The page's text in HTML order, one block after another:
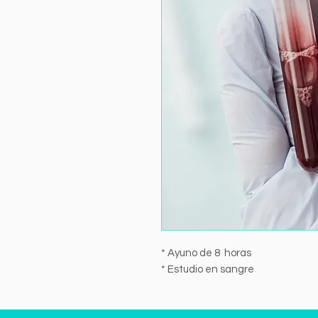
* Ayuno de 8 horas
* Estudio en sangre